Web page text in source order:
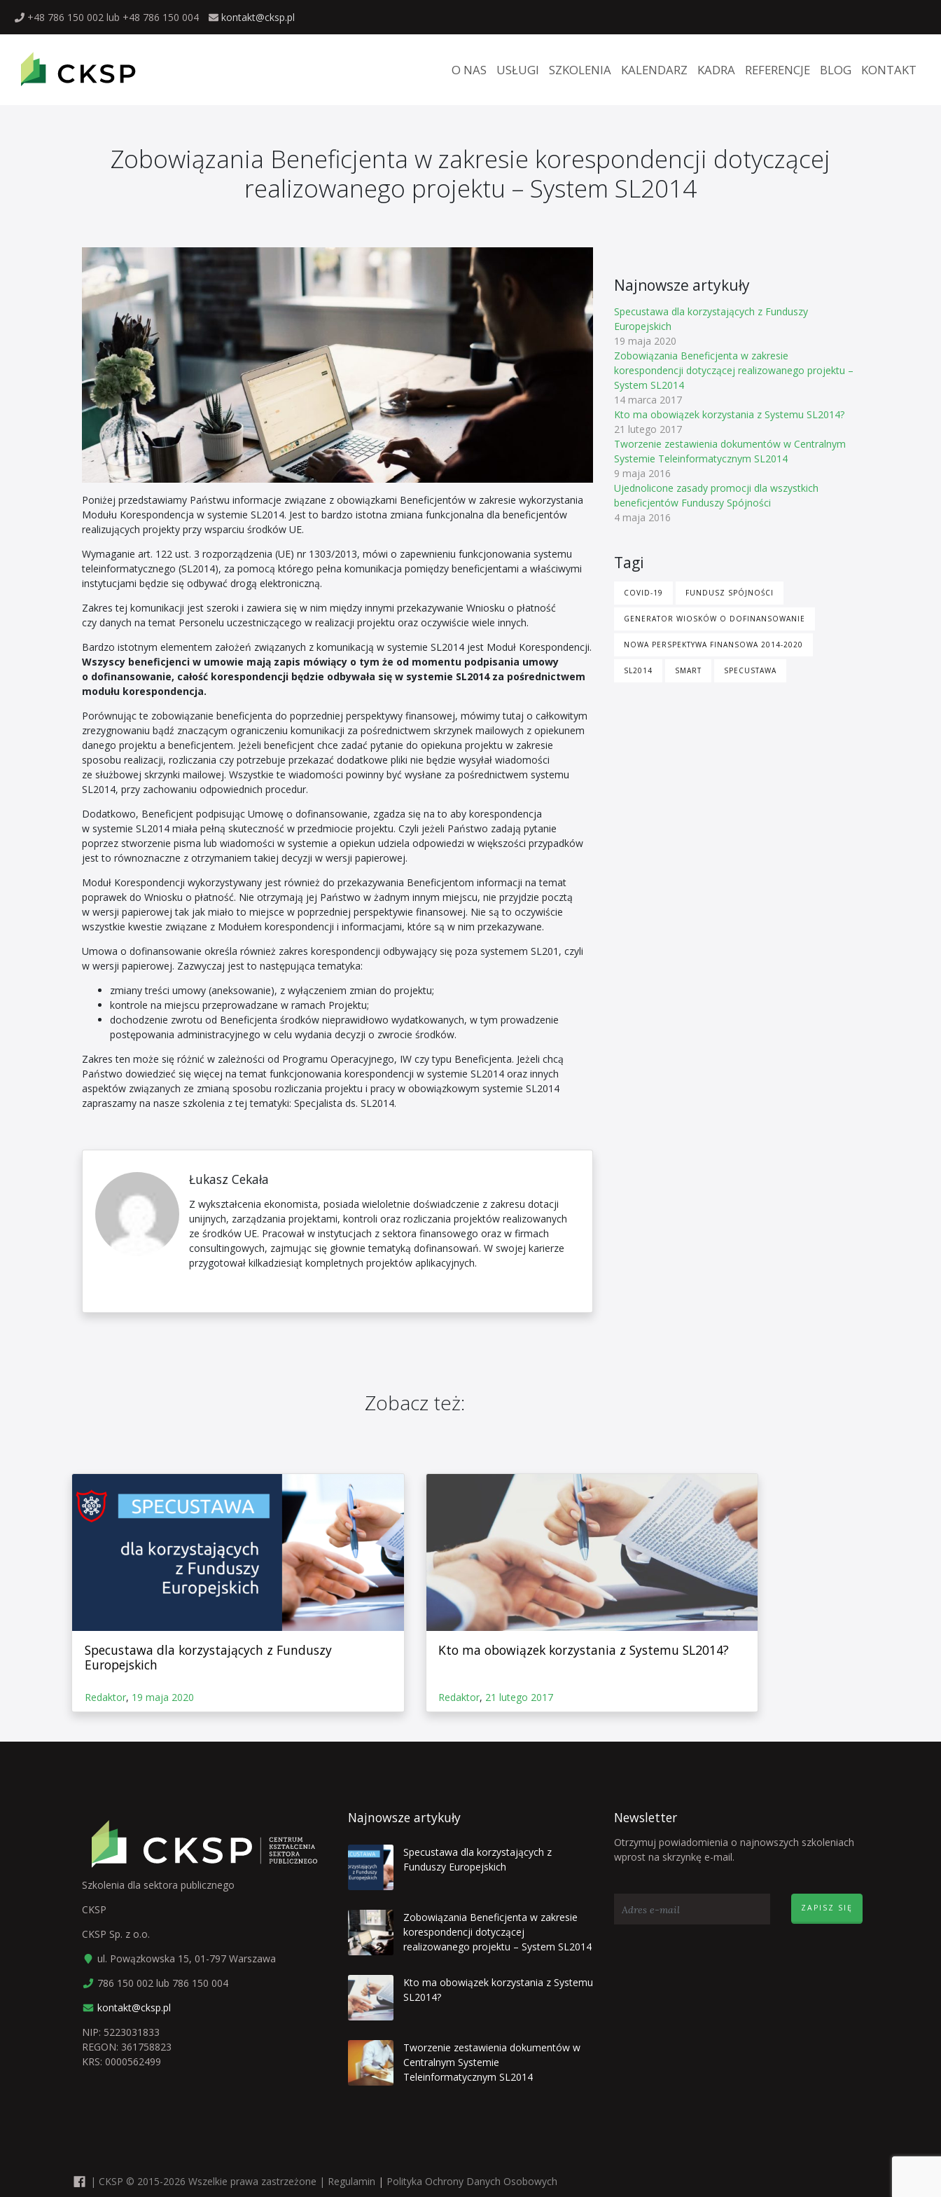
+48 786 150 002 lub +48 786 150 004 kontakt@cksp.pl
O NAS USŁUGI SZKOLENIA KALENDARZ KADRA REFERENCJE BLOG KONTAKT
Zobowiązania Beneficjenta w zakresie korespondencji dotyczącej
realizowanego projektu – System SL2014
Poniżej przedstawiamy Państwu informacje związane z obowiązkami Beneficjentów w zakresie wykorzystania
Modułu Korespondencja w systemie SL2014. Jest to bardzo istotna zmiana funkcjonalna dla beneficjentów
realizujących projekty przy wsparciu środków UE.
Wymaganie art. 122 ust. 3 rozporządzenia (UE) nr 1303/2013, mówi o zapewnieniu funkcjonowania systemu
teleinformatycznego (SL2014), za pomocą którego pełna komunikacja pomiędzy beneficjentami a właściwymi
instytucjami będzie się odbywać drogą elektroniczną.
Zakres tej komunikacji jest szeroki i zawiera się w nim między innymi przekazywanie Wniosku o płatność
czy danych na temat Personelu uczestniczącego w realizacji projektu oraz oczywiście wiele innych.
Bardzo istotnym elementem założeń związanych z komunikacją w systemie SL2014 jest Moduł Korespondencji.
Wszyscy beneficjenci w umowie mają zapis mówiący o tym że od momentu podpisania umowy
o dofinansowanie, całość korespondencji będzie odbywała się w systemie SL2014 za pośrednictwem
modułu korespondencja.
Porównując te zobowiązanie beneficjenta do poprzedniej perspektywy finansowej, mówimy tutaj o całkowitym
zrezygnowaniu bądź znaczącym ograniczeniu komunikacji za pośrednictwem skrzynek mailowych z opiekunem
danego projektu a beneficjentem. Jeżeli beneficjent chce zadać pytanie do opiekuna projektu w zakresie
sposobu realizacji, rozliczania czy potrzebuje przekazać dodatkowe pliki nie będzie wysyłał wiadomości
ze służbowej skrzynki mailowej. Wszystkie te wiadomości powinny być wysłane za pośrednictwem systemu
SL2014, przy zachowaniu odpowiednich procedur.
Dodatkowo, Beneficjent podpisując Umowę o dofinansowanie, zgadza się na to aby korespondencja
w systemie SL2014 miała pełną skuteczność w przedmiocie projektu. Czyli jeżeli Państwo zadają pytanie
poprzez stworzenie pisma lub wiadomości w systemie a opiekun udziela odpowiedzi w większości przypadków
jest to równoznaczne z otrzymaniem takiej decyzji w wersji papierowej.
Moduł Korespondencji wykorzystywany jest również do przekazywania Beneficjentom informacji na temat
poprawek do Wniosku o płatność. Nie otrzymają jej Państwo w żadnym innym miejscu, nie przyjdzie pocztą
w wersji papierowej tak jak miało to miejsce w poprzedniej perspektywie finansowej. Nie są to oczywiście
wszystkie kwestie związane z Modułem korespondencji i informacjami, które są w nim przekazywane.
Umowa o dofinansowanie określa również zakres korespondencji odbywający się poza systemem SL201, czyli
w wersji papierowej. Zazwyczaj jest to następująca tematyka:
zmiany treści umowy (aneksowanie), z wyłączeniem zmian do projektu;
kontrole na miejscu przeprowadzane w ramach Projektu;
dochodzenie zwrotu od Beneficjenta środków nieprawidłowo wydatkowanych, w tym prowadzenie
postępowania administracyjnego w celu wydania decyzji o zwrocie środków.
Zakres ten może się różnić w zależności od Programu Operacyjnego, IW czy typu Beneficjenta. Jeżeli chcą
Państwo dowiedzieć się więcej na temat funkcjonowania korespondencji w systemie SL2014 oraz innych
aspektów związanych ze zmianą sposobu rozliczania projektu i pracy w obowiązkowym systemie SL2014
zapraszamy na nasze szkolenia z tej tematyki: Specjalista ds. SL2014.
Łukasz Cekała
Z wykształcenia ekonomista, posiada wieloletnie doświadczenie z zakresu dotacji
unijnych, zarządzania projektami, kontroli oraz rozliczania projektów realizowanych
ze środków UE. Pracował w instytucjach z sektora finansowego oraz w firmach
consultingowych, zajmując się głownie tematyką dofinansowań. W swojej karierze
przygotował kilkadziesiąt kompletnych projektów aplikacyjnych.
Najnowsze artykuły
Specustawa dla korzystających z Funduszy
Europejskich
19 maja 2020
Zobowiązania Beneficjenta w zakresie
korespondencji dotyczącej realizowanego projektu –
System SL2014
14 marca 2017
Kto ma obowiązek korzystania z Systemu SL2014?
21 lutego 2017
Tworzenie zestawienia dokumentów w Centralnym
Systemie Teleinformatycznym SL2014
9 maja 2016
Ujednolicone zasady promocji dla wszystkich
beneficjentów Funduszy Spójności
4 maja 2016
Tagi
COVID-19 FUNDUSZ SPÓJNOŚCI
GENERATOR WIOSKÓW O DOFINANSOWANIE
NOWA PERSPEKTYWA FINANSOWA 2014-2020
SL2014 SMART SPECUSTAWA
Zobacz też:
Specustawa dla korzystających z Funduszy
Europejskich
Redaktor, 19 maja 2020
Kto ma obowiązek korzystania z Systemu SL2014?
Redaktor, 21 lutego 2017
Szkolenia dla sektora publicznego
CKSP
CKSP Sp. z o.o.
ul. Powązkowska 15, 01-797 Warszawa
786 150 002 lub 786 150 004
kontakt@cksp.pl
NIP: 5223031833
REGON: 361758823
KRS: 0000562499
Najnowsze artykuły
Specustawa dla korzystających z
Funduszy Europejskich
Zobowiązania Beneficjenta w zakresie
korespondencji dotyczącej
realizowanego projektu – System SL2014
Kto ma obowiązek korzystania z Systemu
SL2014?
Tworzenie zestawienia dokumentów w
Centralnym Systemie
Teleinformatycznym SL2014
Newsletter
Otrzymuj powiadomienia o najnowszych szkoleniach
wprost na skrzynkę e-mail.
| CKSP © 2015-2026 Wszelkie prawa zastrzeżone | Regulamin | Polityka Ochrony Danych Osobowych